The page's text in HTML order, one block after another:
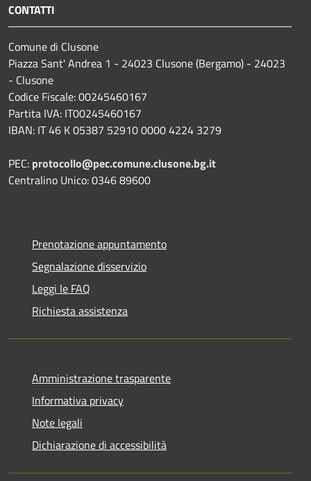
CONTATTI
Comune di Clusone
Piazza Sant' Andrea 1 - 24023 Clusone (Bergamo) - 24023
- Clusone
Codice Fiscale: 00245460167
Partita IVA: IT00245460167
IBAN: IT 46 K 05387 52910 0000 4224 3279
PEC: protocollo@pec.comune.clusone.bg.it
Centralino Unico: 0346 89600
Prenotazione appuntamento
Segnalazione disservizio
Leggi le FAQ
Richiesta assistenza
Amministrazione trasparente
Informativa privacy
Note legali
Dichiarazione di accessibilità